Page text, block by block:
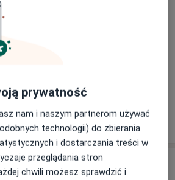
akceptowana
Pokaż więcejo doświadczeniu
prywatność
nam i naszym partnerom używać
technologii) do zbierania
i dostarczania treści w
przeglądania stron
chwili możesz sprawdzić i